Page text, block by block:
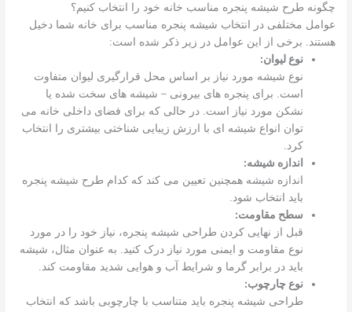
چگونه طرح شیشه پنجره مناسب خانه خود را انتخاب کنیم؟
عوامل مختلفی در انتخاب شیشه پنجره مناسب برای خانه شما دخیل
هستند. برخی از این عوامل در زیر ذکر شده است:
نوع لیوان:
نوع شیشه مورد نیاز بر اساس محل قرارگیری لیوان متفاوت
است. برای پنجره های بیرونی – شیشه های سخت شده یا
نشکن مورد نیاز است. در حالی که برای فضای داخلی خانه می
توان انواع شیشه ای با ارزش زیبایی شناختی بیشتری را انتخاب
کرد.
اندازه شیشه:
اندازه شیشه همچنین تعیین می کند که کدام طرح شیشه پنجره
باید انتخاب شود.
سطح مقاومت:
قبل از نهایی کردن طراحی شیشه پنجره، نیاز خود را در مورد
نوع مقاومت و ایمنی مورد نیاز درک کنید. به عنوان مثال، شیشه
باید در برابر گرما و شرایط آب و هوایی شدید مقاومت کند.
نوع چارچوب:
طراحی شیشه پنجره باید متناسب با چارچوبی باشد که انتخاب